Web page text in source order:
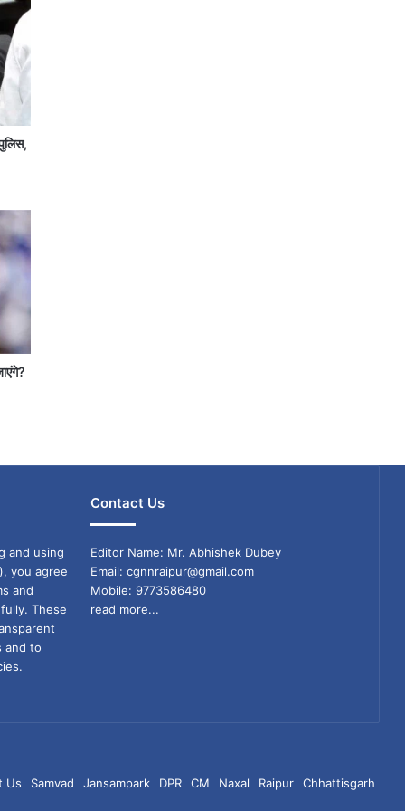
and using
you agree
and
These
and to
Contact Us
Editor Name: Mr. Abhishek Dubey
Email: cgnnraipur@gmail.com
Mobile: 9773586480
read more...
Us Samvad Jansampark DPR CM Naxal Raipur Chhattisgarh